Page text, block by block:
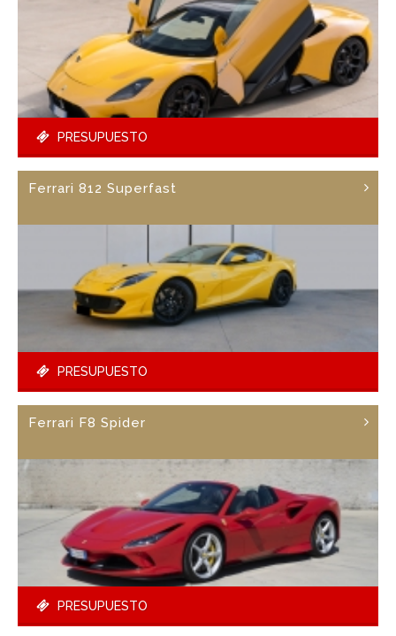
PRESUPUESTO
Ferrari 812 Superfast
PRESUPUESTO
Ferrari F8 Spider
PRESUPUESTO